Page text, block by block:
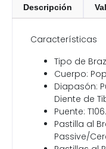
Descripción
Características
Tipo de
Cuerpo:
Diapasón:
Diente de
Puente: T106.
Pastilla al
Passive/